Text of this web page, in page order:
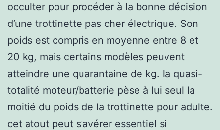
occulter pour procéder à la bonne décision
d’une trottinette pas cher électrique. Son
poids est compris en moyenne entre 8 et
20 kg, mais certains modèles peuvent
atteindre une quarantaine de kg. la quasi-
totalité moteur/batterie pèse à lui seul la
moitié du poids de la trottinette pour adulte.
cet atout peut s’avérer essentiel si